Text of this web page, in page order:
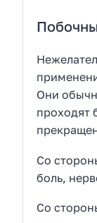
Они
проходят
Со
боль,
Со